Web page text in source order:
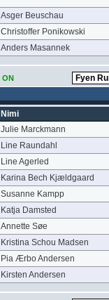
Asger Beuschau
Christoffer Ponikowski
Anders Masannek
ON
Nimi
Julie Marckmann
Line Raundahl
Line Agerled
Karina Bech Kjældgaard
Susanne Kampp
Katja Damsted
Annette Søe
Kristina Schou Madsen
Pia Ærbo Andersen
Kirsten Andersen